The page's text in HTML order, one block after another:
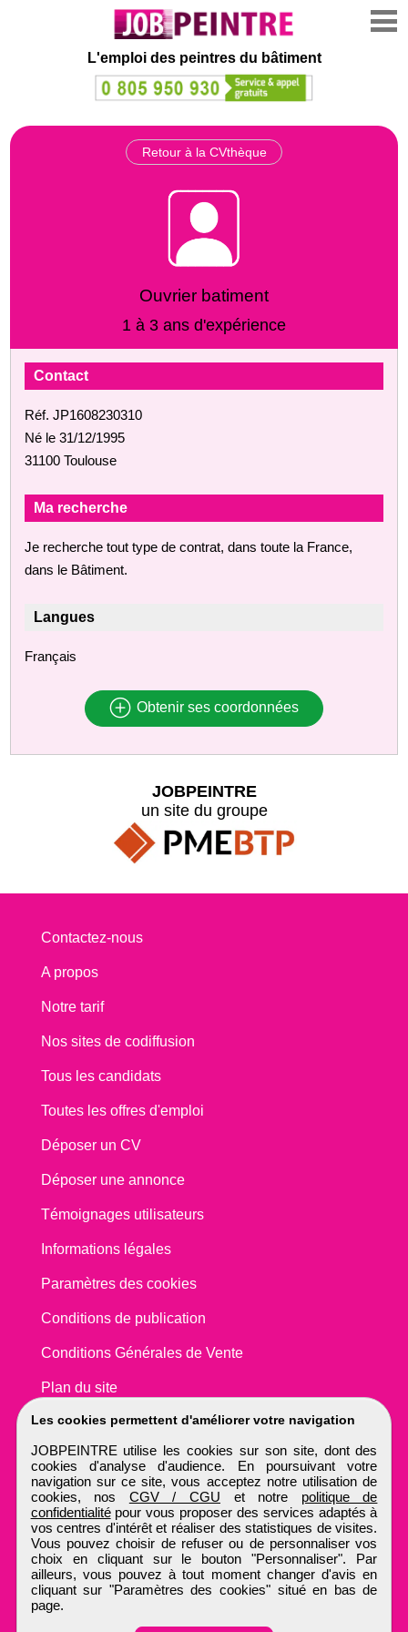
L'emploi des peintres du bâtiment
Retour à la CVthèque
Ouvrier batiment
1 à 3 ans d'expérience
Contact
Réf. JP1608230310
Né le 31/12/1995
31100 Toulouse
Ma recherche
Je recherche tout type de contrat, dans toute la France,
dans le Bâtiment.
Langues
Français
Obtenir ses coordonnées
Les cookies permettent d'améliorer votre navigation
JOBPEINTRE utilise les cookies sur son site, dont des
cookies d'analyse d'audience. En poursuivant votre
navigation sur ce site, vous acceptez notre utilisation de
cookies, nos CGV / CGU et notre politique de
confidentialitépour vous proposer des services adaptés à
vos centres d'intérêt et réaliser des statistiques de visites.
Vous pouvez choisir de refuser ou de personnaliser vos
choix en cliquant sur le bouton "Personnaliser". Par
ailleurs, vous pouvez à tout moment changer d'avis en
cliquant sur "Paramètres des cookies" situé en bas de
page.
JOBPEINTRE
un site du groupe
Contactez-nous
A propos
Notre tarif
Nos sites de codiffusion
Tous les candidats
Toutes les offres d'emploi
Déposer un CV
Déposer une annonce
Témoignages utilisateurs
Informations légales
Paramètres des cookies
Conditions de publication
Conditions Générales de Vente
Plan du site